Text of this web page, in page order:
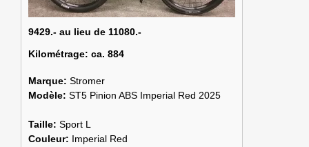
9429.- au lieu de 11080.-
Kilométrage: ca. 884
Marque: Stromer
Modèle: ST5 Pinion ABS Imperial Red 2025
Taille: Sport L
Couleur: Imperial Red